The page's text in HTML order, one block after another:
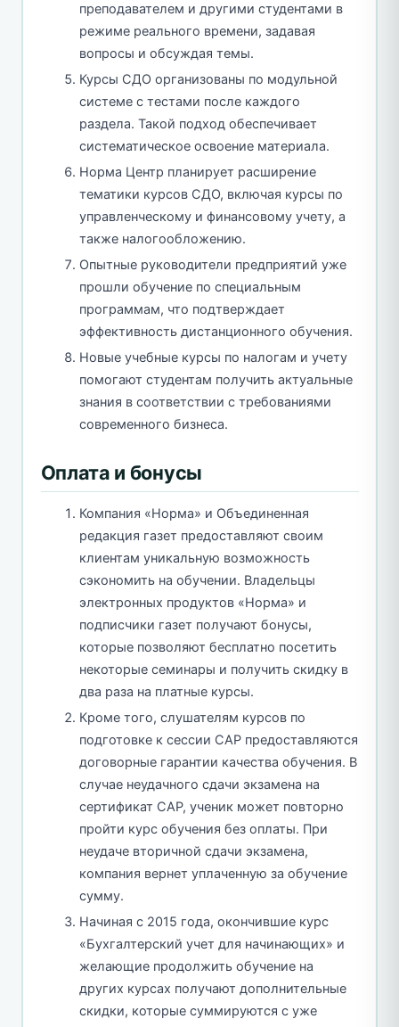
преподавателем и другими студентами в
режиме реального времени, задавая
вопросы и обсуждая темы.
Курсы СДО организованы по модульной
системе с тестами после каждого
раздела. Такой подход обеспечивает
систематическое освоение материала.
Норма Центр планирует расширение
тематики курсов СДО, включая курсы по
управленческому и финансовому учету, а
также налогообложению.
Опытные руководители предприятий уже
прошли обучение по специальным
программам, что подтверждает
эффективность дистанционного обучения.
Новые учебные курсы по налогам и учету
помогают студентам получить актуальные
знания в соответствии с требованиями
современного бизнеса.
Оплата и бонусы
Компания «Норма» и Объединенная
редакция газет предоставляют своим
клиентам уникальную возможность
сэкономить на обучении. Владельцы
электронных продуктов «Норма» и
подписчики газет получают бонусы,
которые позволяют бесплатно посетить
некоторые семинары и получить скидку в
два раза на платные курсы.
Кроме того, слушателям курсов по
подготовке к сессии САР предоставляются
договорные гарантии качества обучения. В
случае неудачного сдачи экзамена на
сертификат САР, ученик может повторно
пройти курс обучения без оплаты. При
неудаче вторичной сдачи экзамена,
компания вернет уплаченную за обучение
сумму.
Начиная с 2015 года, окончившие курс
«Бухгалтерский учет для начинающих» и
желающие продолжить обучение на
других курсах получают дополнительные
скидки, которые суммируются с уже